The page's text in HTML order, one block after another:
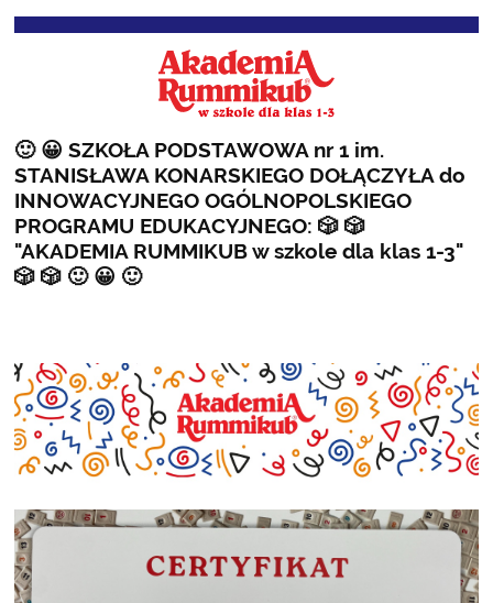
🙂 😀 SZKOŁA PODSTAWOWA nr 1 im.
STANISŁAWA KONARSKIEGO DOŁĄCZYŁA do
INNOWACYJNEGO OGÓLNOPOLSKIEGO
PROGRAMU EDUKACYJNEGO: 🎲 🎲
"AKADEMIA RUMMIKUB w szkole dla klas 1-3"
🎲 🎲 🙂 😀 🙂